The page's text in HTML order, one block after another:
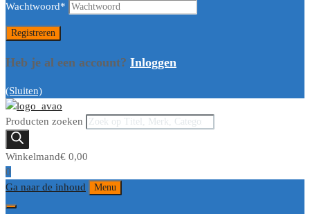
Wachtwoord*
Heb je al een account? Inloggen
(Sluiten)
Producten zoeken
Winkelmand€ 0,00
0
Ga naar de inhoud
Menu